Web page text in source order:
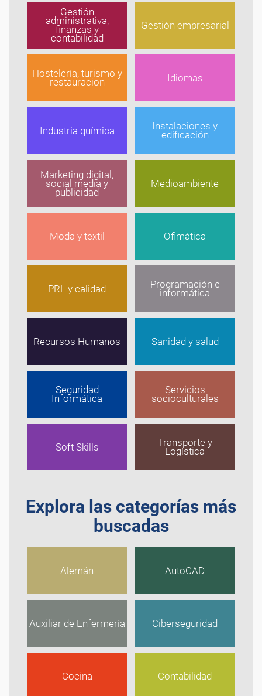
Gestión
administrativa,
finanzas y
contabilidad
Gestión empresarial
Hostelería, turismo y
restauracion Idiomas
Industria química Instalaciones y
edificación
Marketing digital,
social media y
publicidad
Medioambiente
Moda y textil Ofimática
PRL y calidad Programación e
informática
Recursos Humanos Sanidad y salud
Seguridad
Informática
Servicios
socioculturales
Soft Skills Transporte y
Logística
Explora las categorías más
buscadas
Alemán AutoCAD
Auxiliar de Enfermería Ciberseguridad
Cocina Contabilidad